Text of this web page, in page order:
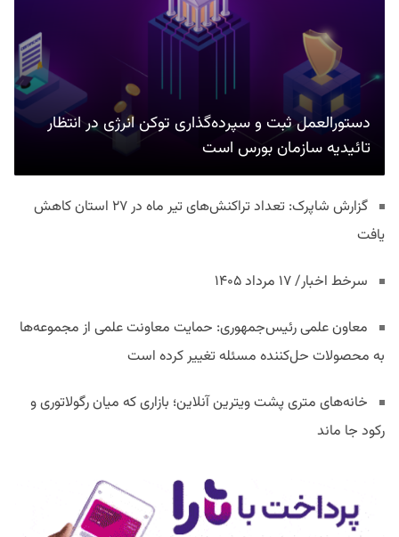
دستورالعمل ثبت و سپرده‌گذاری توکن انرژی در انتظار
تائیدیه سازمان بورس است
گزارش شاپرک: تعداد تراکنش‌های تیر ماه در ۲۷ استان‌ کاهش
یافت
سرخط اخبار/ ۱۷ مرداد ۱۴۰۵
معاون علمی رئیس‌جمهوری: حمایت معاونت علمی از مجموعه‌ها
به محصولات حل‌کننده مسئله تغییر کرده است
خانه‌های متری پشت ویترین آنلاین؛ بازاری که میان رگولاتوری و
رکود جا ماند